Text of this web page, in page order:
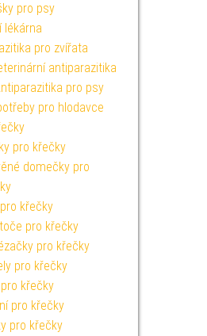
pro psy
lékárna
pro zvířata
antiparazitika
pro psy
pro hlodavce
pro křečky
domečky pro
křečky
pro křečky
pro křečky
pro křečky
křečky
pro křečky
pro křečky